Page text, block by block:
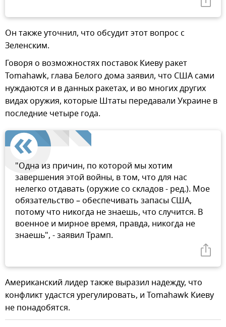
Он также уточнил, что обсудит этот вопрос с
Зеленским.
Говоря о возможностях поставок Киеву ракет
Tomahawk, глава Белого дома заявил, что США сами
нуждаются и в данных ракетах, и во многих других
видах оружия, которые Штаты передавали Украине в
последние четыре года.
"Одна из причин, по которой мы хотим
завершения этой войны, в том, что для нас
нелегко отдавать (оружие со складов - ред.). Мое
обязательство – обеспечивать запасы США,
потому что никогда не знаешь, что случится. В
военное и мирное время, правда, никогда не
знаешь", - заявил Трамп.
Американский лидер также выразил надежду, что
конфликт удастся урегулировать, и Tomahawk Киеву
не понадобятся.